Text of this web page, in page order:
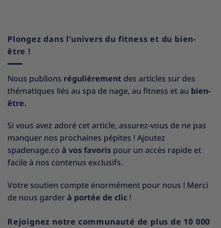
Plongez dans l’univers du fitness et du bien-
être !
Nous publions régulièrement des articles sur des
thématiques liés au spa de nage, au fitness et au bien-
être.
Si vous avez adoré cet article, assurez-vous de ne pas
manquer nos prochaines pépites ! Ajoutez
spadenage.co à vos favoris pour un accès rapide et
facile à nos contenus exclusifs.
Votre soutien compte énormément pour nous ! Merci
de nous garderà portée de clic !
Rejoignez notre communauté de plus de 10 000